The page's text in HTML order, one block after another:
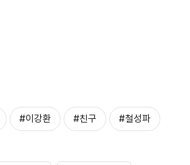
#이강환 #친구 #철성파